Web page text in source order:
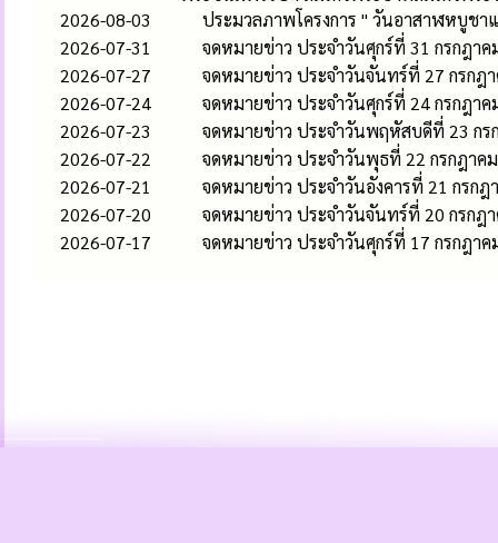
2026-08-03
ประมวลภาพโครงการ " วันอาสาฬหบูช
2026-07-31
จดหมายข่าว ประจำวันศุกร์ที่ 31 กรกฎา
2026-07-27
จดหมายข่าว ประจำวันจันทร์ที่ 27 กรกฎ
2026-07-24
จดหมายข่าว ประจำวันศุกร์ที่ 24 กรกฎา
2026-07-23
จดหมายข่าว ประจำวันพฤหัสบดีที่ 23 ก
2026-07-22
จดหมายข่าว ประจำวันพุธที่ 22 กรกฎาค
2026-07-21
จดหมายข่าว ประจำวันอังคารที่ 21 กรก
2026-07-20
จดหมายข่าว ประจำวันจันทร์ที่ 20 กรกฎ
2026-07-17
จดหมายข่าว ประจำวันศุกร์ที่ 17 กรกฎา